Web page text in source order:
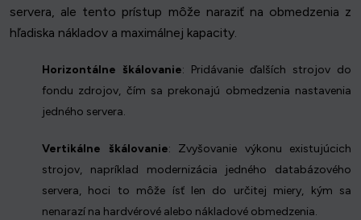
servera, ale tento prístup môže naraziť na obmedzenia z
hľadiska nákladov a maximálnej kapacity.
Horizontálne škálovanie: Pridávanie ďalších strojov do
fondu zdrojov, čím sa prekonajú obmedzenia nastavenia
jedného servera.
Vertikálne škálovanie: Zvyšovanie výkonu existujúcich
strojov, napríklad modernizácia jedného databázového
servera, hoci to môže ísť len do určitej miery, kým sa
nenarazí na hardvérové alebo nákladové obmedzenia.